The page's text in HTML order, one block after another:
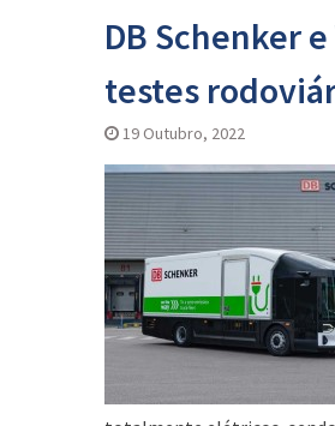
DB Schenker
testes
19 Outubro, 2022